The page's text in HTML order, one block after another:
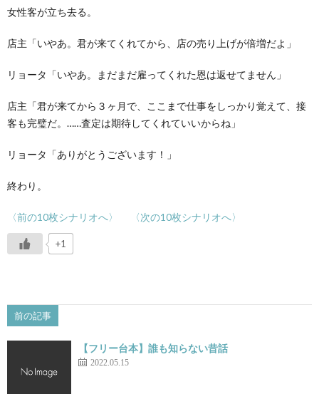
女性客が立ち去る。
店主「いやあ。君が来てくれてから、店の売り上げが倍増だよ」
リョータ「いやあ。まだまだ雇ってくれた恩は返せてません」
店主「君が来てから３ヶ月で、ここまで仕事をしっかり覚えて、接
客も完璧だ。……査定は期待してくれていいからね」
リョータ「ありがとうございます！」
終わり。
〈前の10枚シナリオへ〉 〈次の10枚シナリオへ〉
+1
前の記事
【フリー台本】誰も知らない昔話
2022.05.15